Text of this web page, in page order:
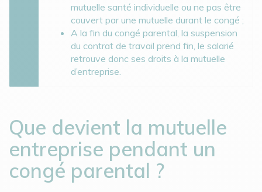
mutuelle santé individuelle ou ne pas être
couvert par une mutuelle durant le congé ;
A la fin du congé parental, la suspension
du contrat de travail prend fin, le salarié
retrouve donc ses droits à la mutuelle
d’entreprise.
Que devient la mutuelle
entreprise pendant un
congé parental ?